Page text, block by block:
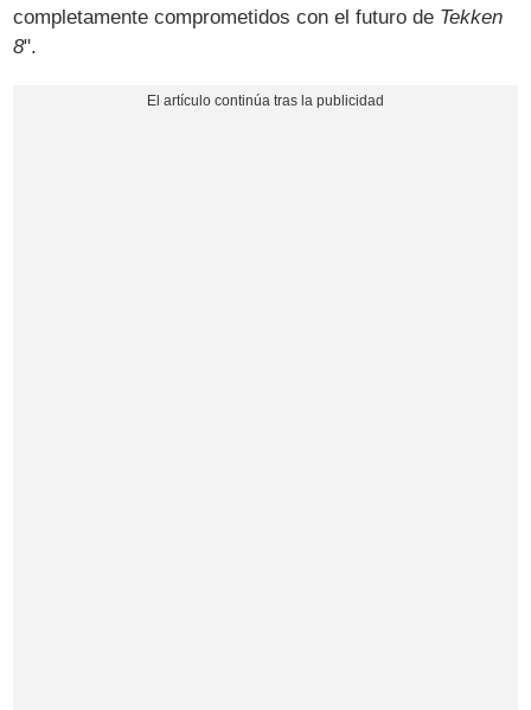
completamente comprometidos con el futuro de Tekken
8".